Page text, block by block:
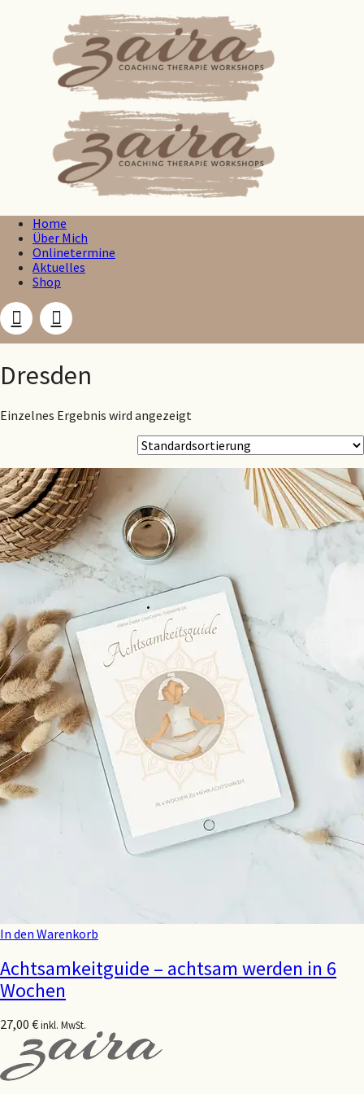
Home
Über Mich
Onlinetermine
Aktuelles
Shop
Dresden
Einzelnes Ergebnis wird angezeigt
In den Warenkorb
Achtsamkeitguide – achtsam werden in 6
Wochen
27,00 €inkl. MwSt.